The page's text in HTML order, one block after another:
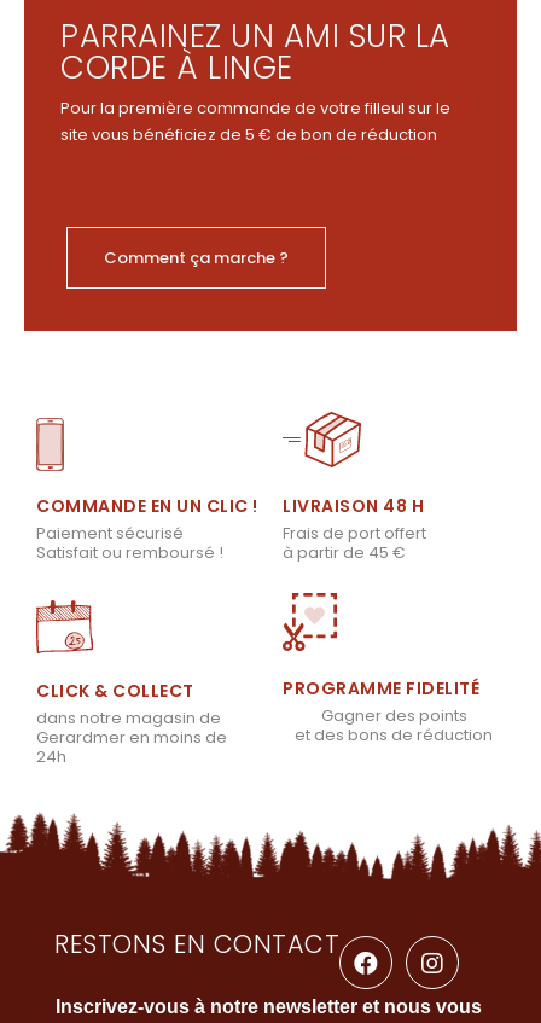
PARRAINEZ UN AMI SUR LA
CORDE À LINGE
Pour la première commande de votre filleul sur le
site vous bénéficiez de 5 € de bon de réduction
Comment ça marche ?
COMMANDE EN UN CLIC !
Paiement sécurisé
Satisfait ou remboursé !
LIVRAISON 48 H
Frais de port offert
à partir de 45 €
CLICK & COLLECT
dans notre magasin de
Gerardmer en moins de
24h
PROGRAMME FIDELITÉ
Gagner des points
et des bons de réduction
RESTONS EN CONTACT
Inscrivez-vous à notre newsletter et nous vous